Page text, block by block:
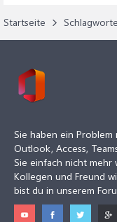
Startseite Schlagworte
Sie haben ein
Outlook, Access,
Sie einfach nicht mehr
Kollegen und Freund
bist du in unserem